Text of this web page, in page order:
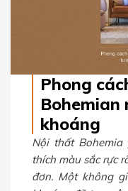
Phong
Bohemian
khoáng
Nội thất
thích màu sắc rực
đơn. Một không